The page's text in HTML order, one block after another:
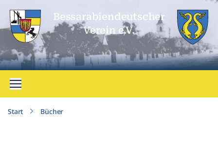
Bessarabien­deutscher
Verein e.V.
Menü öffnen
Start Bücher